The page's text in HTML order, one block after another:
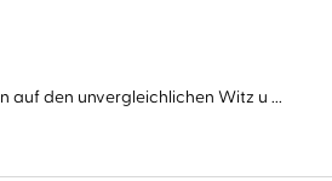
auf den unvergleichlichen Witz u ...